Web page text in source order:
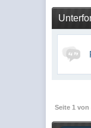
Seite 1 von